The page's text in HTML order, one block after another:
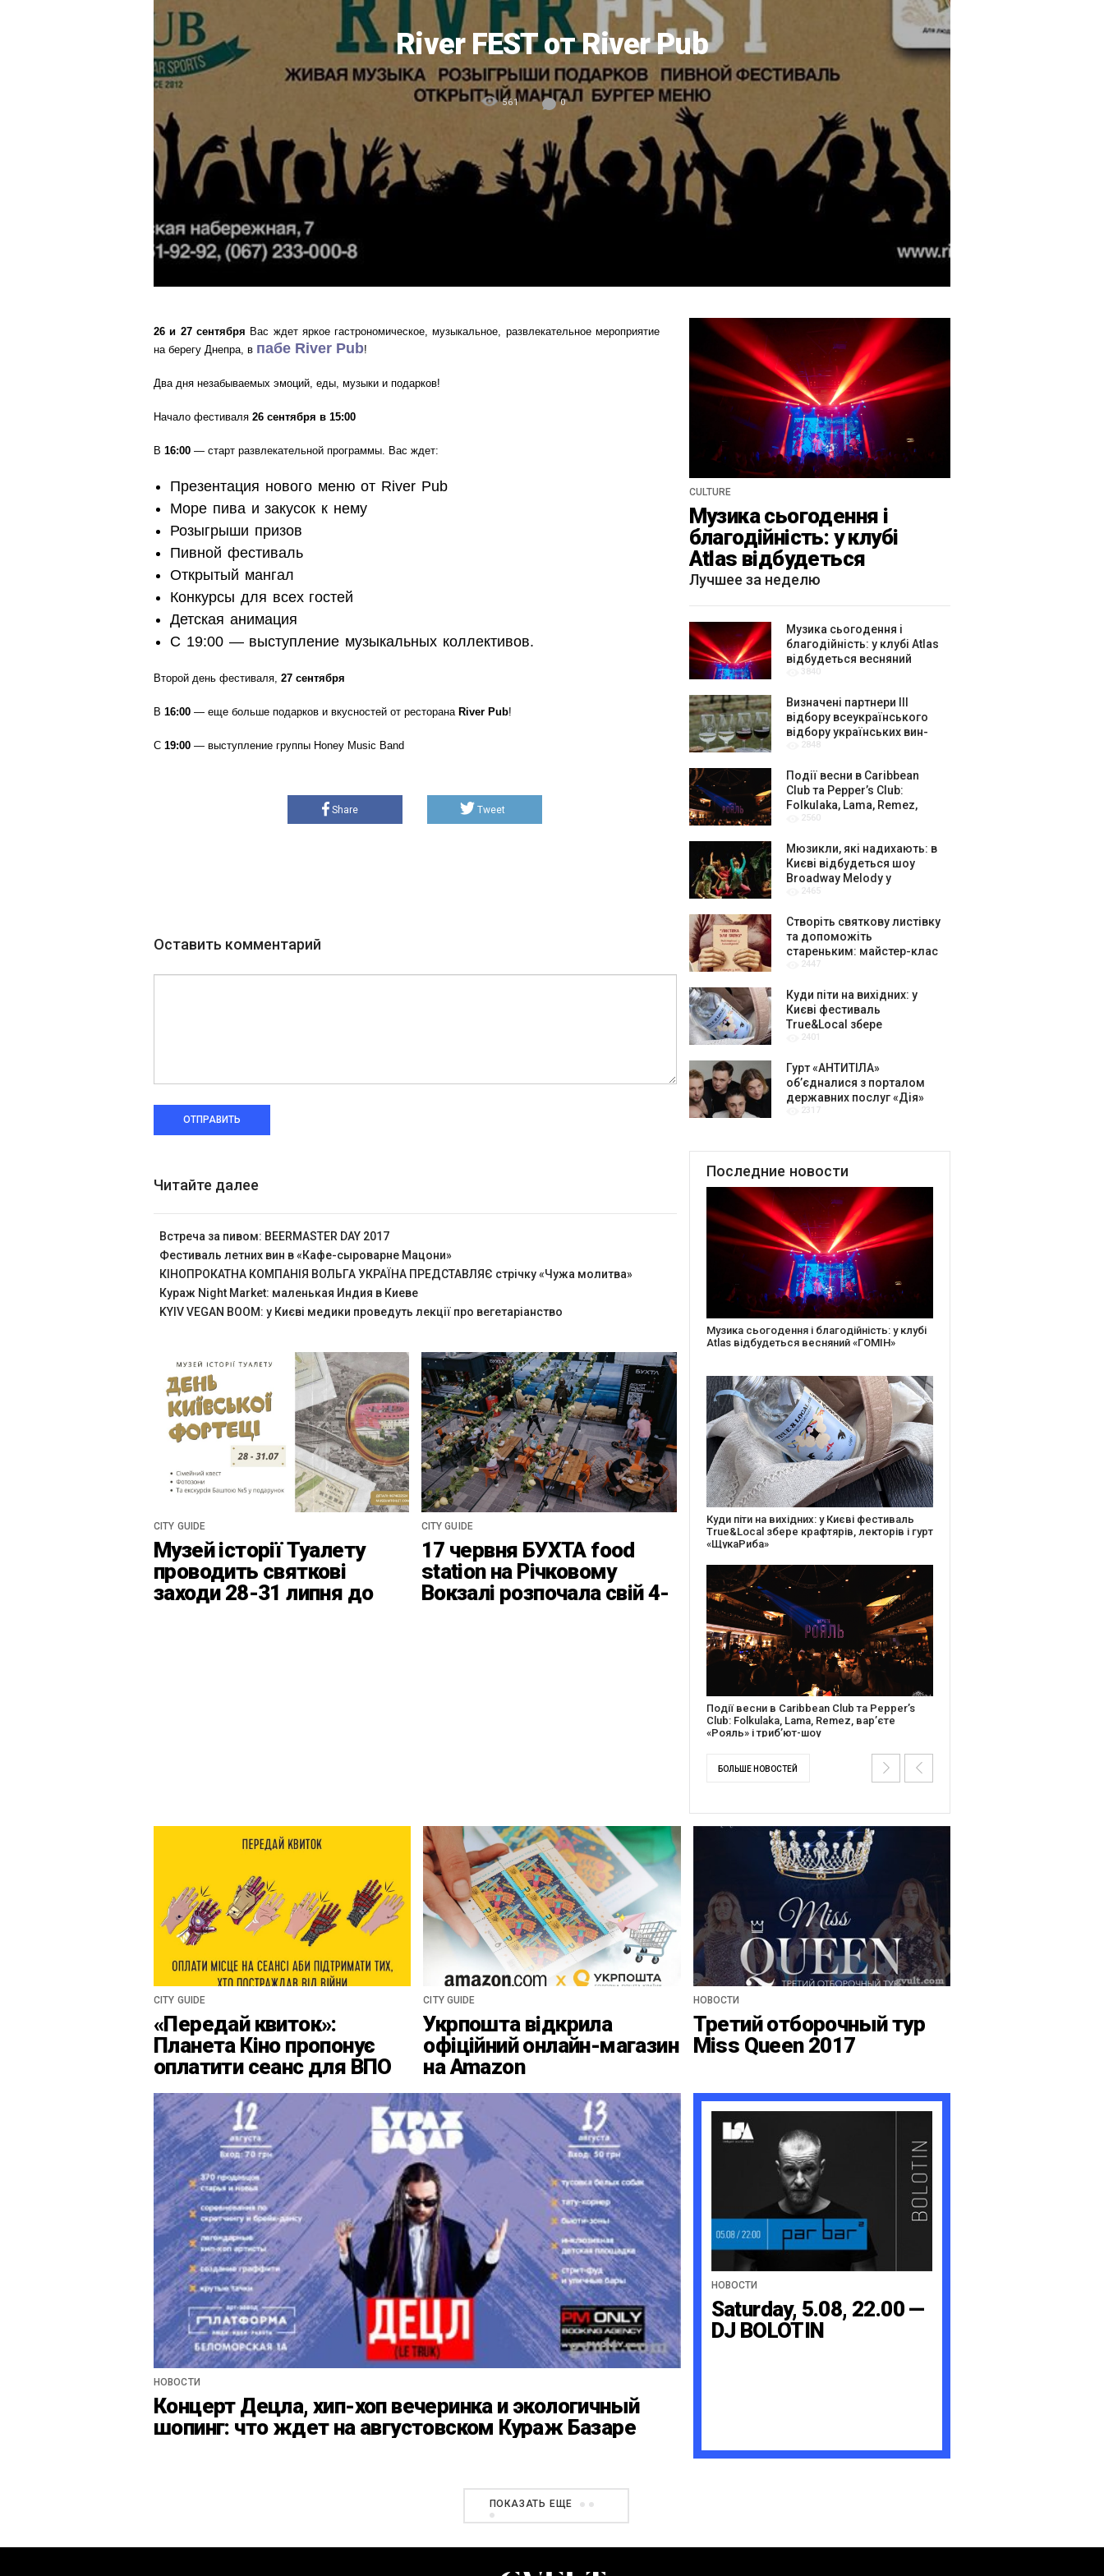
River FEST от River Pub
561 0
26 и 27 сентября Вас ждет яркое гастрономическое, музыкальное, развлекательное мероприятие
на берегу Днепра, в пабе River Pub!
Два дня незабываемых эмоций, еды, музыки и подарков!
Начало фестиваля 26 сентября в 15:00
В 16:00 — старт развлекательной программы. Вас ждет:
Презентация нового меню от River Pub
Море пива и закусок к нему
Розыгрыши призов
Пивной фестиваль
Открытый мангал
Конкурсы для всех гостей
Детская анимация
С 19:00 — выступление музыкальных коллективов.
Второй день фестиваля, 27 сентября
В 16:00 — еще больше подарков и вкусностей от ресторана River Pub!
С 19:00 — выступление группы Honey Music Band
Share Tweet
Оставить комментарий
ОТПРАВИТЬ
Читайте далее
Встреча за пивом: BEERMASTER DAY 2017
Фестиваль летних вин в «Кафе-сыроварне Мацони»
КІНОПРОКАТНА КОМПАНІЯ ВОЛЬГА УКРАЇНА ПРЕДСТАВЛЯЄ стрічку «Чужа молитва»
Кураж Night Market: маленькая Индия в Киеве
KYIV VEGAN BOOM: у Києві медики проведуть лекції про вегетаріанство
CITY GUIDE
Музей історії Туалету
проводить святкові
заходи 28-31 липня до
CITY GUIDE
17 червня БУХТА food
station на Річковому
Вокзалі розпочала свій 4-
CULTURE
Музика сьогодення і
благодійність: у клубі
Atlas відбудеться
весняний «ГОМІН»
Лучшее за неделю
Музика сьогодення і
благодійність: у клубі Atlas
відбудеться весняний
«ГОМІН»
3840
Визначені партнери ІІІ
відбору всеукраїнського
відбору українських вин-
амбасадорів
2848
Події весни в Caribbean
Club та Pepper’s Club:
Folkulaka, Lama, Remez,
вар’єте «Рояль» і триб’ют-
2560
Мюзикли, які надихають: в
Києві відбудеться шоу
Broadway Melody у
виконанні юних артистів
2465
Створіть святкову листівку
та допоможіть
стареньким: майстер-клас
від БФ «Юлині Бабусі» на
2447
Куди піти на вихідних: у
Києві фестиваль
True&Local збере
крафтярів, лекторів і гурт
2401
Гурт «АНТИТІЛА»
обʼєдналися з порталом
державних послуг «Дія»
для привітання молодят
2317
Последние новости
Створіть святкову листівку та допоможіть
стареньким: майстер-клас від БФ «Юлині
27 років музичної історії: Caribbean Club
відсвяткує День Народження серією
благодійних подій
Документальний фільм “Будинок “Слово”
англійською покажуть в країнах Європи,
Канаді та США
БОЛЬШЕ НОВОСТЕЙ
CITY GUIDE
«Передай квиток»:
Планета Кіно пропонує
оплатити сеанс для ВПО
CITY GUIDE
Укрпошта відкрила
офіційний онлайн-магазин
на Amazon
НОВОСТИ
Третий отборочный тур
Miss Queen 2017
НОВОСТИ
Концерт Децла, хип-хоп вечеринка и экологичный
шопинг: что ждет на августовском Кураж Базаре
НОВОСТИ
Saturday, 5.08, 22.00 —
DJ BOLOTIN
ПОКАЗАТЬ ЕЩЕ